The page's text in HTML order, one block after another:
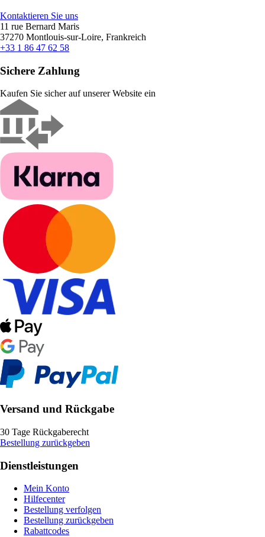
Kontaktieren Sie uns
11 rue Bernard Maris
37270 Montlouis-sur-Loire, Frankreich
+33 1 86 47 62 58
Sichere Zahlung
Kaufen Sie sicher auf unserer Website ein
Versand und Rückgabe
30 Tage Rückgaberecht
Bestellung zurückgeben
Dienstleistungen
Mein Konto
Hilfecenter
Bestellung verfolgen
Bestellung zurückgeben
Rabattcodes